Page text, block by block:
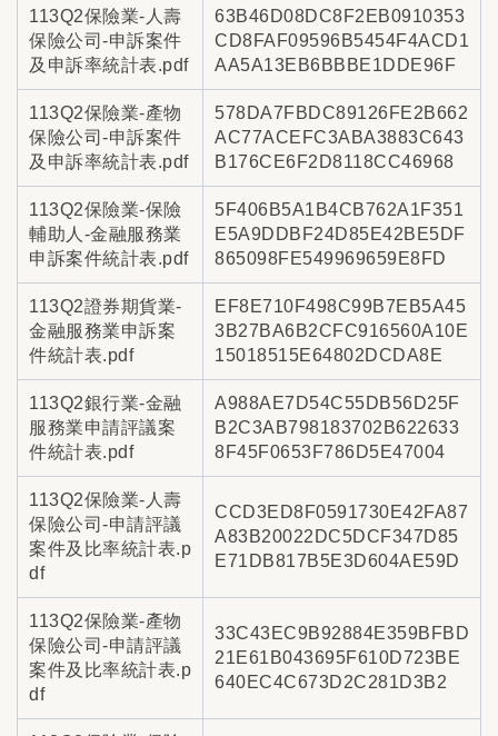
113Q2保險業-人壽
保險公司-申訴案件
及申訴率統計表.pdf
63B46D08DC8F2EB0910353
CD8FAF09596B5454F4ACD1
AA5A13EB6BBBE1DDE96F
113Q2保險業-產物
保險公司-申訴案件
及申訴率統計表.pdf
578DA7FBDC89126FE2B662
AC77ACEFC3ABA3883C643
B176CE6F2D8118CC46968
113Q2保險業-保險
輔助人-金融服務業
申訴案件統計表.pdf
5F406B5A1B4CB762A1F351
E5A9DDBF24D85E42BE5DF
865098FE549969659E8FD
113Q2證券期貨業-
金融服務業申訴案
件統計表.pdf
EF8E710F498C99B7EB5A45
3B27BA6B2CFC916560A10E
15018515E64802DCDA8E
113Q2銀行業-金融
服務業申請評議案
件統計表.pdf
A988AE7D54C55DB56D25F
B2C3AB798183702B622633
8F45F0653F786D5E47004
113Q2保險業-人壽
保險公司-申請評議
案件及比率統計表.p
df
CCD3ED8F0591730E42FA87
A83B20022DC5DCF347D85
E71DB817B5E3D604AE59D
113Q2保險業-產物
保險公司-申請評議
案件及比率統計表.p
df
33C43EC9B92884E359BFBD
21E61B043695F610D723BE
640EC4C673D2C281D3B2